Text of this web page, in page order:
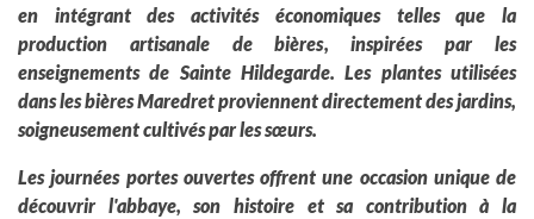
en intégrant des activités économiques telles que la
production artisanale de bières, inspirées par les
enseignements de Sainte Hildegarde. Les plantes utilisées
dans les bières Maredret proviennent directement des jardins,
soigneusement cultivés par les sœurs.
Les journées portes ouvertes offrent une occasion unique de
découvrir l'abbaye, son histoire et sa contribution à la